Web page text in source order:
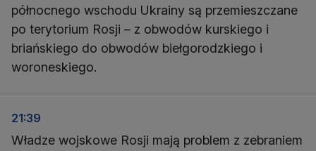
północnego wschodu Ukrainy są przemieszczane
po terytorium Rosji – z obwodów kurskiego i
briańskiego do obwodów biełgorodzkiego i
woroneskiego.
21:39
Władze wojskowe Rosji mają problem z zebraniem